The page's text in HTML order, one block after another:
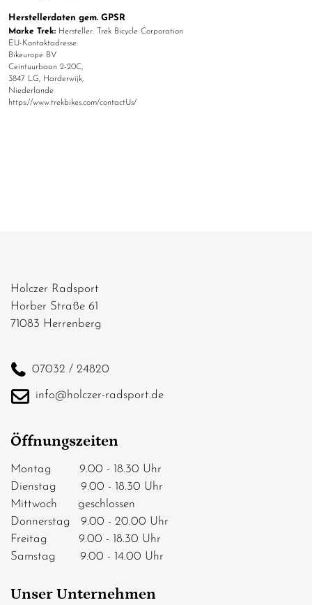
Herstellerdaten gem. GPSR
Marke Trek: Hersteller: Trek Bicycle Corporation
EU-Kontaktadresse:
Bikeurope BV
Ceintuurbaan 2-20C,
3847 LG, Harderwijk,
Niederlande
https://www.trekbikes.com/contactUs/
Holczer Radsport
Horber Straße 61
71083 Herrenberg
07032 / 24820
info@holczer-radsport.de
Öffnungszeiten
Montag 9.00 - 18.30 Uhr
Dienstag 9.00 - 18.30 Uhr
Mittwoch geschlossen
Donnerstag 9.00 - 20.00 Uhr
Freitag 9.00 - 18.30 Uhr
Samstag 9.00 - 14.00 Uhr
Unser Unternehmen